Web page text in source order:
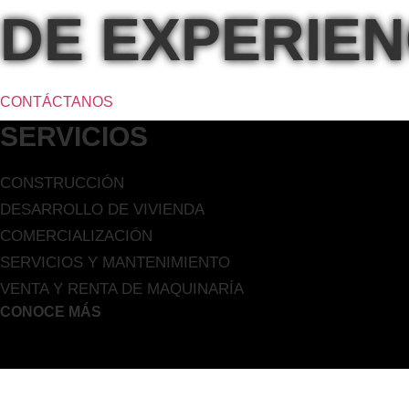
DE
CONTÁCTANOS
SERVICIOS
CONSTRUCCIÓN
DESARROLLO DE VIVIENDA
COMERCIALIZACIÓN
SERVICIOS Y MANTENIMIENTO
VENTA Y RENTA DE MAQUINARÍA
CONOCE MÁS